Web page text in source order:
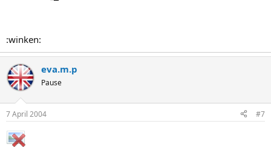
:winken:
eva.m.p
Pause
7 April 2004 #7